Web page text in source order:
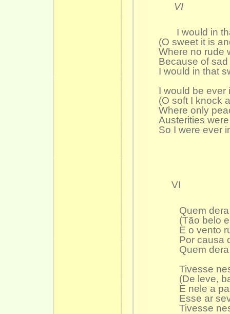
VI
I would in
(O sweet it is
Where no rude
Because of
I would in that
I would be ever
(O soft I knock
Where only
Austerities
So I were ever
VI
Quem
(Tão belo
E o vento
Por causa
Quem
Tivesse
(De leve,
E nele a
Esse ar
Tivesse